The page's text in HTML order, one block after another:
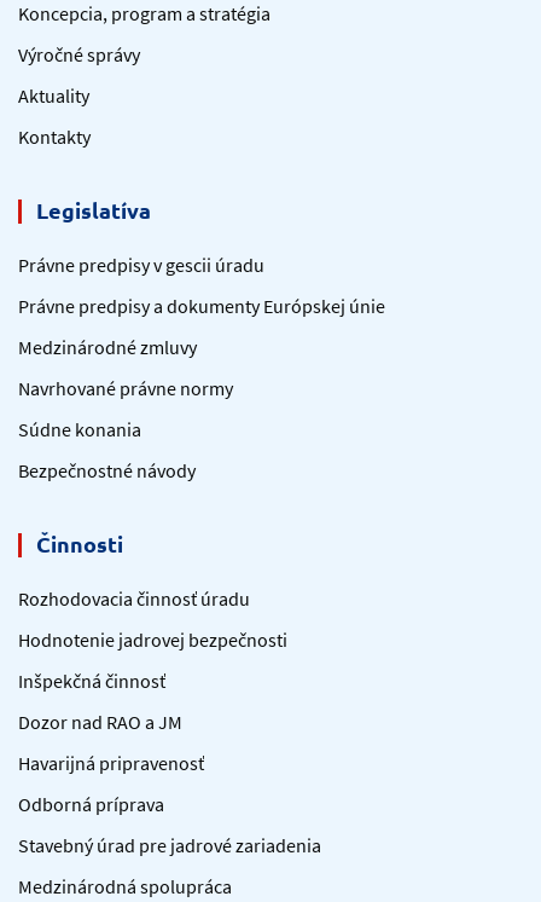
Koncepcia, program a stratégia
Výročné správy
Aktuality
Kontakty
Legislatíva
Právne predpisy v gescii úradu
Právne predpisy a dokumenty Európskej únie
Medzinárodné zmluvy
Navrhované právne normy
Súdne konania
Bezpečnostné návody
Činnosti
Rozhodovacia činnosť úradu
Hodnotenie jadrovej bezpečnosti
Inšpekčná činnosť
Dozor nad RAO a JM
Havarijná pripravenosť
Odborná príprava
Stavebný úrad pre jadrové zariadenia
Medzinárodná spolupráca